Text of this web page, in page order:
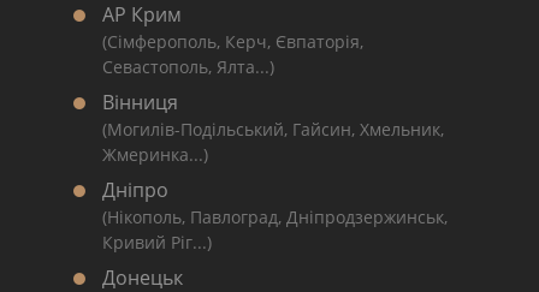
АР Крим
(Сімферополь, Керч, Євпаторія,
Севастополь, Ялта...)
Вінниця
(Могилів-Подільський, Гайсин, Хмельник,
Жмеринка...)
Дніпро
(Нікополь, Павлоград, Дніпродзержинськ,
Кривий Ріг...)
Донецьк